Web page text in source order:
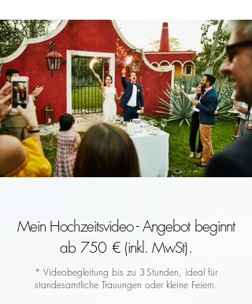
Mein Hochzeitsvideo - Angebot beginnt
ab 750 € (inkl. MwSt).
* Videobegleitung bis zu 3 Stunden, ideal für
standesamtliche Trauungen oder kleine Feiern.